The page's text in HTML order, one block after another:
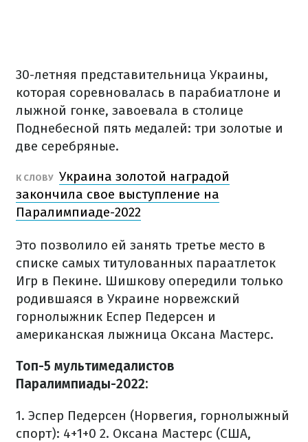
30-летняя представительница Украины,
которая соревновалась в парабиатлоне и
лыжной гонке, завоевала в столице
Поднебесной пять медалей: три золотые и
две серебряные.
К СЛОВУ Украина золотой наградой
закончила свое выступление на
Паралимпиаде-2022
Это позволило ей занять третье место в
списке самых титулованных параатлеток
Игр в Пекине. Шишкову опередили только
родившаяся в Украине норвежский
горнолыжник Еспер Педерсен и
американская лыжница Оксана Мастерс.
Топ-5 мультимедалистов
Паралимпиады-2022:
1. Эспер Педерсен (Норвегия, горнолыжный
спорт): 4+1+0 2. Оксана Мастерс (США,